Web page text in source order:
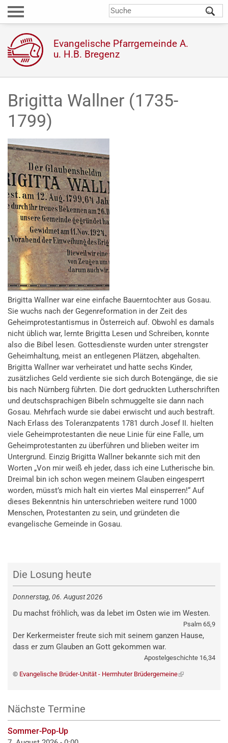
Direkt
zum
Evangelische Pfarrgemeinde A.
u. H.B. Bregenz
Suchformular
Brigitta Wallner (1735-
1799)
Brigitta Wallner war eine einfache Bauerntochter aus Gosau.
Sie wuchs nach der Gegenreformation in der Zeit des
Geheimprotestantismus in Österreich auf. Obwohl es damals
nicht üblich war, lernte Brigitta Lesen und Schreiben, konnte
also die Bibel lesen. Gottesdienste wurden unter strengster
Geheimhaltung, meist an entlegenen Plätzen, abgehalten.
Brigitta Wallner war verheiratet und hatte sechs Kinder,
zusätzliches Geld verdiente sie sich durch Botengänge, die sie
bis nach Nürnberg führten. Die dort gedruckten Lutherschriften
und deutschsprachigen Bibeln schmuggelte sie dann nach
Gosau. Mehrfach wurde sie dabei erwischt und auch bestraft.
Nach Erlass des Toleranzpatents 1781 durch Josef II. hielten
viele Geheimprotestanten die neue Linie für eine Falle, um
Geheimprotestanten zu überführen und blieben weiter im
Untergrund. Einzig Brigitta Wallner bekannte sich mit den
Worten „Von mir weiß eh jeder, dass ich eine Lutherische bin.
Dreimal bin ich schon wegen meinem Glauben eingesperrt
worden, müsst’s mich halt ein viertes Mal einsperren!“ Auf
dieses Bekenntnis hin unterschrieben weitere rund 1000
Menschen, Protestanten zu sein, und gründeten die
evangelische Gemeinde in Gosau.
Die Losung heute
Donnerstag, 06. August 2026
Du machst fröhlich, was da lebet im Osten wie im Westen.
Psalm 65,9
Der Kerkermeister freute sich mit seinem ganzen Hause,
dass er zum Glauben an Gott gekommen war.
Apostelgeschichte 16,34
© Evangelische Brüder-Unität - Herrnhuter Brüdergemeine(externer
Nächste Termine
Sommer-Pop-Up